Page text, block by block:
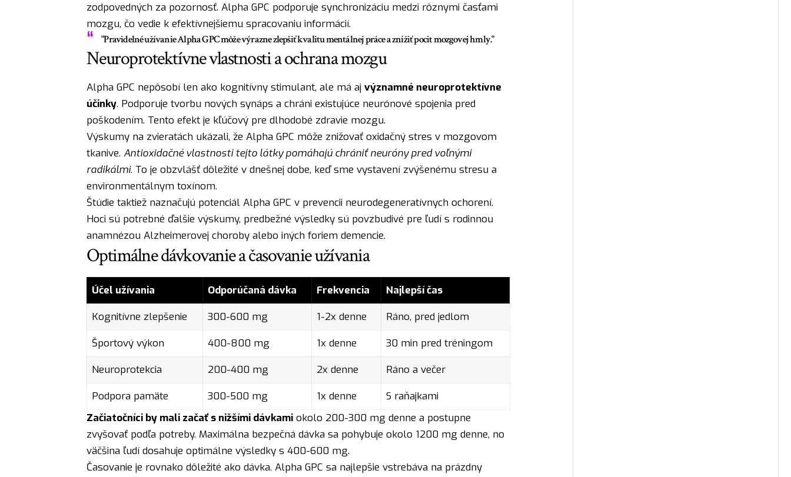
zodpovedných za pozornosť. Alpha GPC podporuje synchronizáciu medzi rôznymi časťami
mozgu, čo vedie k efektívnejšiemu spracovaniu informácií.
"Pravidelné užívanie Alpha GPC môže výrazne zlepšiť kvalitu mentálnej práce a znížiť pocit mozgovej hmly."
Neuroprotektívne vlastnosti a ochrana mozgu
Alpha GPC nepôsobí len ako kognitívny stimulant, ale má aj významné neuroprotektívne
účinky. Podporuje tvorbu nových synáps a chráni existujúce neurónové spojenia pred
poškodením. Tento efekt je kľúčový pre dlhodobé zdravie mozgu.
Výskumy na zvieratách ukázali, že Alpha GPC môže znižovať oxidačný stres v mozgovom
tkanive. Antioxidačné vlastnosti tejto látky pomáhajú chrániť neuróny pred voľnými
radikálmi. To je obzvlášť dôležité v dnešnej dobe, keď sme vystavení zvýšenému stresu a
environmentálnym toxínom.
Štúdie taktiež naznačujú potenciál Alpha GPC v prevencii neurodegeneratívnych ochorení.
Hoci sú potrebné ďalšie výskumy, predbežné výsledky sú povzbudivé pre ľudí s rodinnou
anamnézou Alzheimerovej choroby alebo iných foriem demencie.
Optimálne dávkovanie a časovanie užívania
Účel užívania Odporúčaná dávka Frekvencia
Najlepší čas
Kognitívne zlepšenie
300-600 mg 1-2x denne
Ráno, pred jedlom
Športový výkon
400-800 mg 1x denne
30 min pred tréningom
Neuroprotekcia
200-400 mg 2x denne
Ráno a večer
Podpora pamäte
300-500 mg 1x denne
S raňajkami
Začiatočníci by mali začať s nižšími dávkamiokolo 200-300 mg denne a postupne
zvyšovať podľa potreby. Maximálna bezpečná dávka sa pohybuje okolo 1200 mg denne, no
väčšina ľudí dosahuje optimálne výsledky s 400-600 mg.
Časovanie je rovnako dôležité ako dávka. Alpha GPC sa najlepšie vstrebáva na prázdny